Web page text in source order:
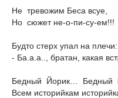
Не тревожим Беса всуе,
Но сюжет не-о-пи-су-ем!!!
Будто стерх упал на плечи:
- Ба.а.а.., братан, какая
Бедный Йорик… Бедный
Всем историйкам